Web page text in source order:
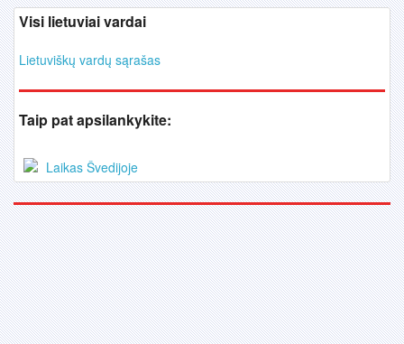
Visi lietuviai vardai
Lietuviškų vardų sąrašas
Taip pat apsilankykite:
Laikas Švedijoje